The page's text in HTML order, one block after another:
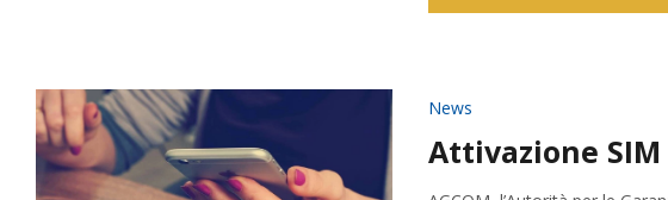
News
Attivazione SIM